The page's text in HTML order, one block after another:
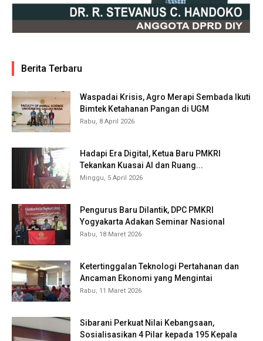
Berita Terbaru
Waspadai Krisis, Agro Merapi Sembada Ikuti
Bimtek Ketahanan Pangan di UGM
Rabu, 8 April 2026
Hadapi Era Digital, Ketua Baru PMKRI
Tekankan Kuasai AI dan Ruang...
Minggu, 5 April 2026
Pengurus Baru Dilantik, DPC PMKRI
Yogyakarta Adakan Seminar Nasional
Rabu, 18 Maret 2026
Ketertinggalan Teknologi Pertahanan dan
Ancaman Ekonomi yang Mengintai
Rabu, 11 Maret 2026
Sibarani Perkuat Nilai Kebangsaan,
Sosialisasikan 4 Pilar kepada 195 Kepala